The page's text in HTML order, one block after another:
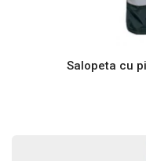
Salopeta cu